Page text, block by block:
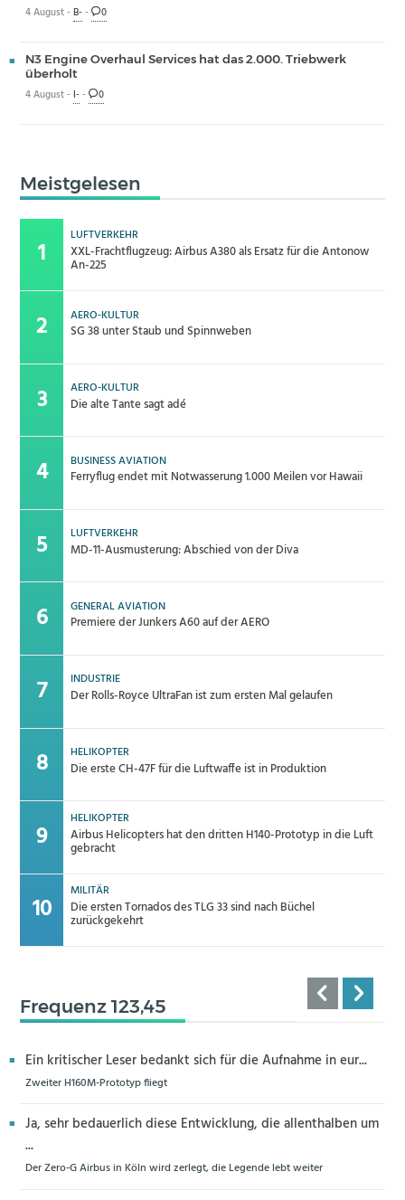
4 August -B-- 0
N3 Engine Overhaul Services hat das 2.000. Triebwerk
überholt
4 August - I-- 0
Meistgelesen
LUFTVERKEHR
XXL-Frachtflugzeug: Airbus A380 als Ersatz für die Antonow
An-225
AERO-KULTUR
SG 38 unter Staub und Spinnweben
AERO-KULTUR
Die alte Tante sagt adé
BUSINESS AVIATION
Ferryflug endet mit Notwasserung 1.000 Meilen vor Hawaii
LUFTVERKEHR
MD-11-Ausmusterung: Abschied von der Diva
GENERAL AVIATION
Premiere der Junkers A60 auf der AERO
INDUSTRIE
Der Rolls-Royce UltraFan ist zum ersten Mal gelaufen
HELIKOPTER
Die erste CH-47F für die Luftwaffe ist in Produktion
HELIKOPTER
Airbus Helicopters hat den dritten H140-Prototyp in die Luft
gebracht
MILITÄR
Die ersten Tornados des TLG 33 sind nach Büchel
zurückgekehrt
Frequenz 123,45
Ein kritischer Leser bedankt sich für die Aufnahme in eur...
Zweiter H160M-Prototyp fliegt
Ja, sehr bedauerlich diese Entwicklung, die allenthalben um
...
Der Zero-G Airbus in Köln wird zerlegt, die Legende lebt weiter